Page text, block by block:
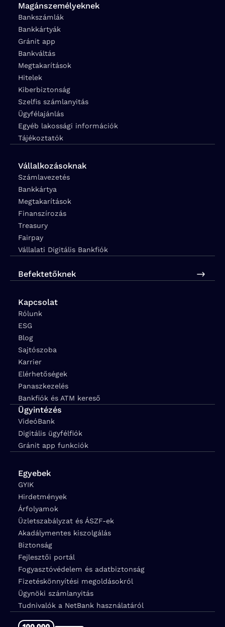
Magánszemélyeknek
Bankszámlák
Bankkártyák
Gránit app
Bankváltás
Megtakarítások
Hitelek
Kiberbiztonság
Szelfis számlanyitás
Ügyfélajánlás
Egyéb lakossági információk
Tájékoztatók
Vállalkozásoknak
Számlavezetés
Bankkártya
Megtakarítások
Finanszírozás
Treasury
Fairpay
Vállalati Digitális Bankfiók
Befektetőknek
Kapcsolat
Rólunk
ESG
Blog
Sajtószoba
Karrier
Elérhetőségek
Panaszkezelés
Bankfiók és ATM kereső
Ügyintézés
VideóBank
Digitális ügyfélfiók
Gránit app funkciók
Egyebek
GYIK
Hirdetmények
Árfolyamok
Üzletszabályzat és ÁSZF-ek
Akadálymentes kiszolgálás
Biztonság
Fejlesztői portál
Fogyasztóvédelem és adatbiztonság
Fizetéskönnyítési megoldásokról
Ügynöki számlanyitás
Tudnivalók a NetBank használatáról